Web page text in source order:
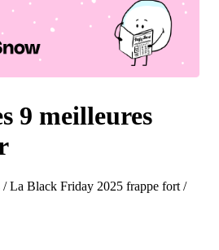
9 meilleures
/ La Black Friday 2025 frappe fort /